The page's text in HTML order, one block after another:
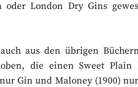
London Dry Gins
aus den übrigen
die einen Sweet Plain
Gin und Maloney (1900)